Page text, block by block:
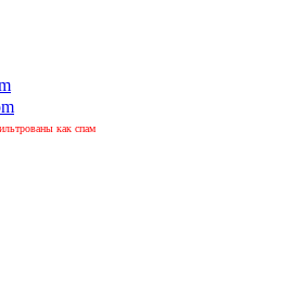
как спам